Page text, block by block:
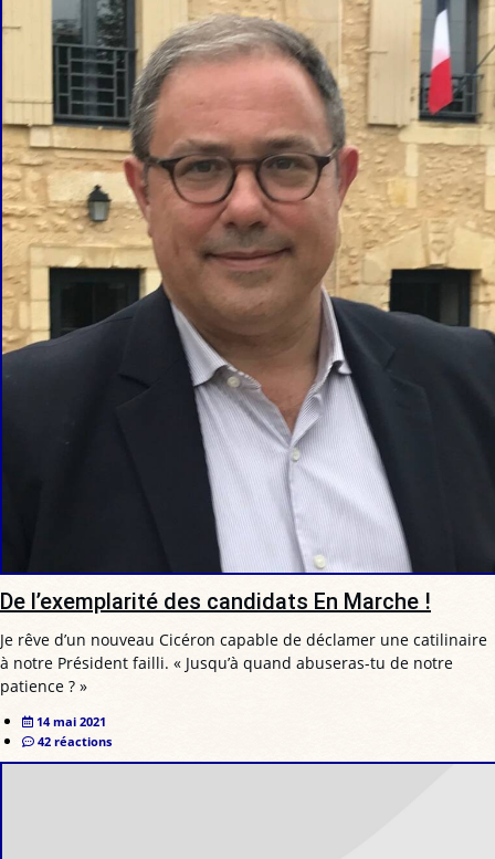
De l’exemplarité des candidats En Marche !
Je rêve d’un nouveau Cicéron capable de déclamer une catilinaire
à notre Président failli. « Jusqu’à quand abuseras-tu de notre
patience ? »
14 mai 2021
42 réactions